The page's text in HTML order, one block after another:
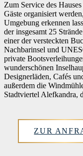
Zum Service des
Gäste organisiert
Umgebung erkennen
der insgesamt 25
einer der versteckten
Nachbarinsel und
private
wunderschönen
Designerläden, Cafés
außerdem die
Stadtviertel Alefkandra,
ZUR